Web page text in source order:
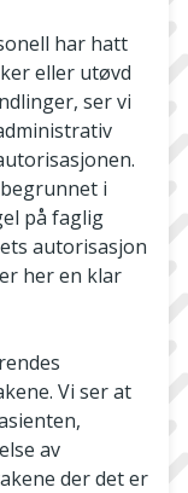
har hatt
eller utøvd
ser vi
i
på faglig
autorisasjon
her en klar
Vi ser at
av
der det er